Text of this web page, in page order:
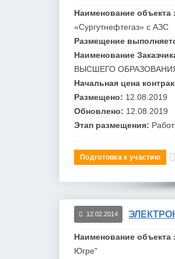
Наименование объекта
«Сургутнефтегаз» с АЗС
Размещение
Наименование
ВЫСШЕГО
Начальная цена
Размещено: 12.08.2019
Обновлено: 12.08.2019
Этап размещения:
Подготовка к участию
12.02.2014
Наименование объекта
Югре"